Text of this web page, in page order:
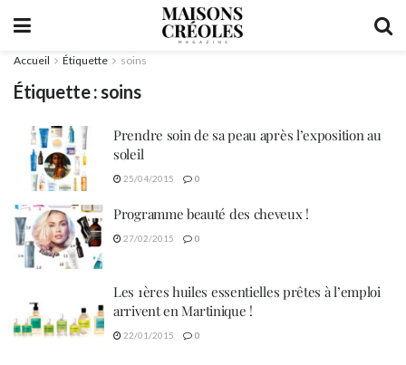
Accueil Étiquette soins
Étiquette :soins
Prendre soin de sa peau après l’exposition au
soleil
25/04/2015 0
Programme beauté des cheveux !
27/02/2015 0
Les 1ères huiles essentielles prêtes à l’emploi
arrivent en Martinique !
22/01/2015 0